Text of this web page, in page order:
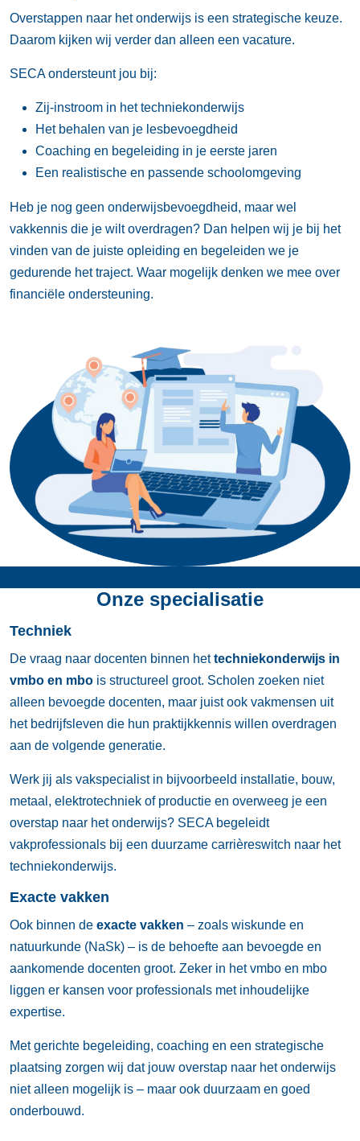
Overstappen naar het onderwijs is een strategische keuze.
Daarom kijken wij verder dan alleen een vacature.
SECA ondersteunt jou bij:
Zij-instroom in het techniekonderwijs
Het behalen van je lesbevoegdheid
Coaching en begeleiding in je eerste jaren
Een realistische en passende schoolomgeving
Heb je nog geen onderwijsbevoegdheid, maar wel
vakkennis die je wilt overdragen? Dan helpen wij je bij het
vinden van de juiste opleiding en begeleiden we je
gedurende het traject. Waar mogelijk denken we mee over
financiële ondersteuning.
Onze specialisatie
Techniek
De vraag naar docenten binnen hettechniekonderwijs in
vmbo en mbo is structureel groot. Scholen zoeken niet
alleen bevoegde docenten, maar juist ook vakmensen uit
het bedrijfsleven die hun praktijkkennis willen overdragen
aan de volgende generatie.
Werk jij als vakspecialist in bijvoorbeeld installatie, bouw,
metaal, elektrotechniek of productie en overweeg je een
overstap naar het onderwijs? SECA begeleidt
vakprofessionals bij een duurzame carrièreswitch naar het
techniekonderwijs.
Exacte vakken
Ook binnen de exacte vakken – zoals wiskunde en
natuurkunde (NaSk) – is de behoefte aan bevoegde en
aankomende docenten groot. Zeker in het vmbo en mbo
liggen er kansen voor professionals met inhoudelijke
expertise.
Met gerichte begeleiding, coaching en een strategische
plaatsing zorgen wij dat jouw overstap naar het onderwijs
niet alleen mogelijk is – maar ook duurzaam en goed
onderbouwd.